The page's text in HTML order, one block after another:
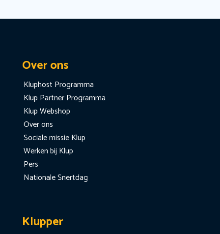
Over ons
Kluphost Programma
Klup Partner Programma
Klup Webshop
Over ons
Sociale missie Klup
Werken bij Klup
Pers
Nationale Snertdag
Klupper